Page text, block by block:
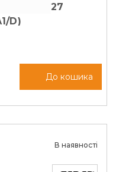
5Х27
D)
До кошика
В наявності